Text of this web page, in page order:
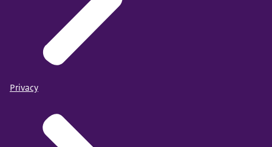
Privacy